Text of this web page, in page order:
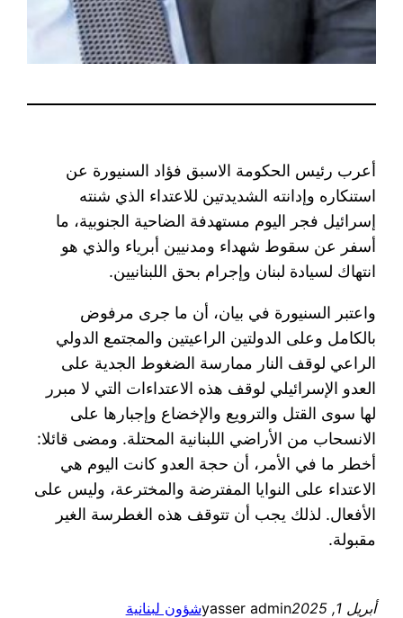
أعرب رئيس الحكومة الاسبق فؤاد السنيورة عن
استنكاره وإدانته الشديدتين للاعتداء الذي شنته
إسرائيل فجر اليوم مستهدفة الضاحية الجنوبية، ما
أسفر عن سقوط شهداء ومدنيين أبرياء والذي هو
انتهاك لسيادة لبنان وإجرام بحق اللبنانيين.
واعتبر السنيورة في بيان، أن ما جرى مرفوض
بالكامل وعلى الدولتين الراعيتين والمجتمع الدولي
الراعي لوقف النار ممارسة الضغوط الجدية على
العدو الإسرائيلي لوقف هذه الاعتداءات التي لا مبرر
لها سوى القتل والترويع والإخضاع وإجبارها على
الانسحاب من الأراضي اللبنانية المحتلة. ومضى قائلا:
أخطر ما في الأمر، أن حجة العدو كانت اليوم هي
الاعتداء على النوايا المفترضة والمخترعة، وليس على
الأفعال. لذلك يجب أن تتوقف هذه الغطرسة الغير
مقبولة.
أبريل 1, 2025 yasser adminشؤون لبنانية